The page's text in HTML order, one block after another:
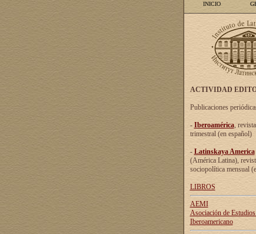
INICIO
ACTIVIDAD
Publicaciones
- Iberoamérica,
trimestral (en español)
- Latinskaya America
(América Latina),
sociopolítica mensual
LIBROS
AEMI
Asociación de
Iberoamericano